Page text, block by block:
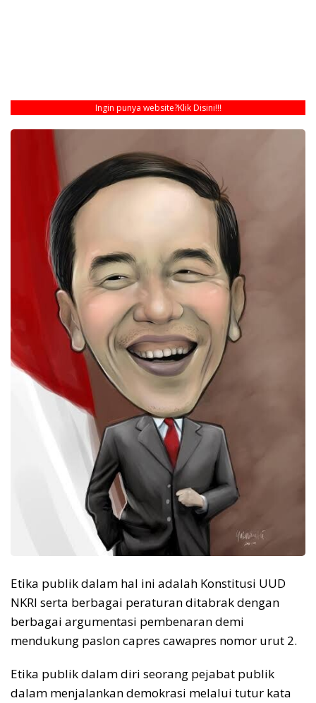
Ingin punya website?Klik Disini!!!
Etika publik dalam hal ini adalah Konstitusi UUD
NKRI serta berbagai peraturan ditabrak dengan
berbagai argumentasi pembenaran demi
mendukung paslon capres cawapres nomor urut 2.
Etika publik dalam diri seorang pejabat publik
dalam menjalankan demokrasi melalui tutur kata